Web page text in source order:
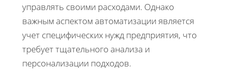
управлять своими расходами. Однако
важным аспектом автоматизации является
учет специфических нужд предприятия, что
требует тщательного анализа и
персонализации подходов.